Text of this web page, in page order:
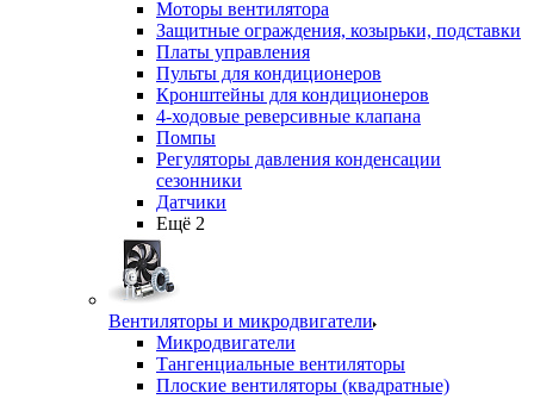
Моторы вентилятора
Защитные ограждения, козырьки, подставки
Платы управления
Пульты для кондиционеров
Кронштейны для кондиционеров
4-ходовые реверсивные клапана
Помпы
Регуляторы давления конденсации
сезонники
Датчики
Ещё 2
Вентиляторы и микродвигатели
Микродвигатели
Тангенциальные вентиляторы
Плоские вентиляторы (квадратные)